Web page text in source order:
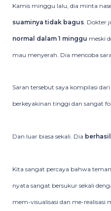
Kamis minggu lalu, dia minta
suaminya tidak bagus . Dokter
normal dalam 1 minggu meski
mau menyerah. Dia mencoba
Saran tersebut saya kompilasi
berkeyakinan tinggi dan sangat
Dan luar biasa sekali. Dia
Kita sangat percaya bahwa
nyata sangat bersukur sekali
mem-visualisasi dan me-realisasi